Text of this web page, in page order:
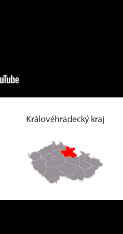
Královéhradecký kraj